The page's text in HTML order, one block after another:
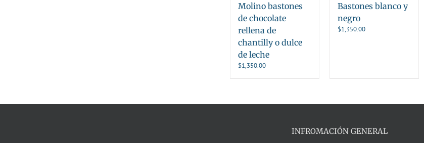
Molino bastones
de chocolate
rellena de
chantilly o dulce
de leche
$1,350.00
Bastones blanco y
negro
$1,350.00
INFROMACIÓN GENERAL